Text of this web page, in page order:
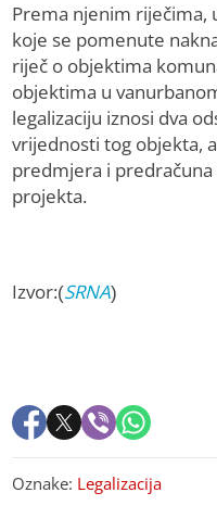
Prema njenim riječima,
koje se pomenute
riječ o objektima
objektima u
legalizaciju iznosi dva
vrijednosti tog objekta,
predmjera i predračuna
projekta.
Izvor:(SRNA)
Oznake: Legalizacija